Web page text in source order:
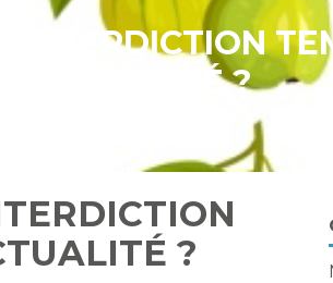
INTERDICTION
?
?